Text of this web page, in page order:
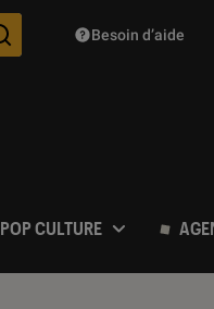
Des suggestions de
Besoin d’aide
POP CULTURE